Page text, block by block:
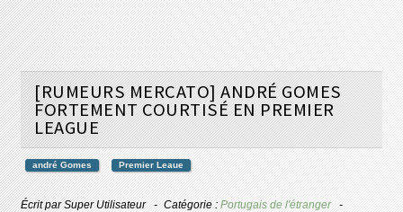
[RUMEURS MERCATO] ANDRÉ GOMES
FORTEMENT COURTISÉ EN PREMIER
LEAGUE
andré Gomes Premier Leaue
Écrit parSuper Utilisateur Catégorie :Portugais de l'étranger